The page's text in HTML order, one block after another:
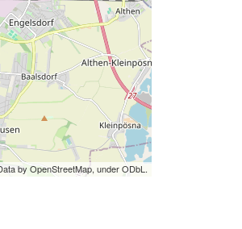
by OpenStreetMap, under ODbL.